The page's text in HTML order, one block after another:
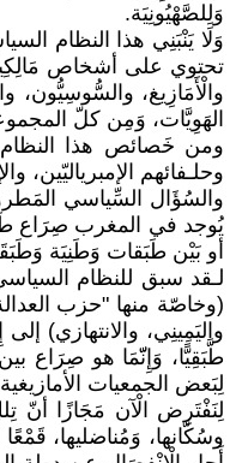
وَلِلصَّهْيُونِيَة.
وَلَا يَنْبَنِي هذا النظام
تحتوي على أشخاص مَالِكِين
والْأَمَازِيغ،
الهَوِيَّات، وَمِن كلّ
ومن خَصائص هذا النظام
وحلـفائهم الإمبرياليّين،
والسُؤَال السِّياسي
يُوجد في المغرب صِرَاع
أو بَيْن طَبَقات وَطَنِيَة
لـقد سبق للنظام
(وخاصّة منها "حزب
واليَمِينِي، والانتهازي)
طَّبَقِيًّا، وَإِنّّمَا هو صِرَاع
لِبَعض الجمعيات
لِنَفْتَرِض الْآن مَجَازًا أنّ
وسُكّانها، وَمُناضليها،